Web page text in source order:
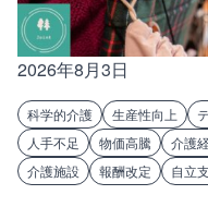
2026年8月3日
科学的介護 生産性向上
人手不足
物価高騰 介護
介護施設
報酬改定 自立